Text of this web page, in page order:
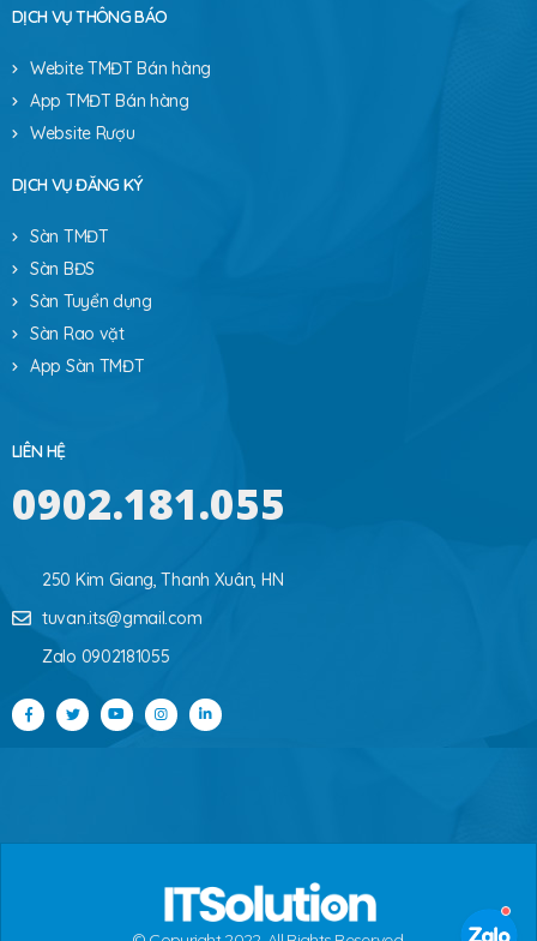
DỊCH VỤ THÔNG BÁO
Webite TMĐT Bán hàng
App TMĐT Bán hàng
Website Rượu
DỊCH VỤ ĐĂNG KÝ
Sàn TMĐT
Sàn BĐS
Sàn Tuyển dụng
Sàn Rao vặt
App Sàn TMĐT
LIÊN HỆ
0902.181.055
250 Kim Giang, Thanh Xuân, HN
tuvan.its@gmail.com
Zalo 0902181055